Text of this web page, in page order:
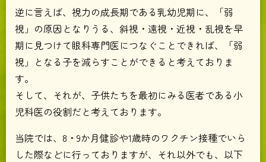
逆に言えば、視力の成長期である乳幼児期に、「弱
視」の原因となりうる、斜視・遠視・近視・乱視を早
期に見つけて眼科専門医につなぐことできれば、「弱
視」となる子を減らすことができると考えておりま
す。
そして、それが、子供たちを最初にみる医者である小
児科医の役割だと考えております。
当院では、8・9か月健診や1歳時のワクチン接種でいら
した際などに行っておりますが、それ以外でも、以下